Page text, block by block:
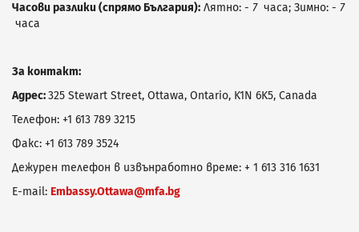
Часови разлики (спрямо България): Лятно: - 7 часа; Зимно: - 7
часа
За контакт:
Адрес:325 Stewart Street, Ottawa, Ontario, K1N 6K5, Canada
Телефон: +1 613 789 3215
Факс: +1 613 789 3524
Дежурен телефон в извънработно време: + 1 613 316 1631
E-mail: Embassy.Ottawa@mfa.bg